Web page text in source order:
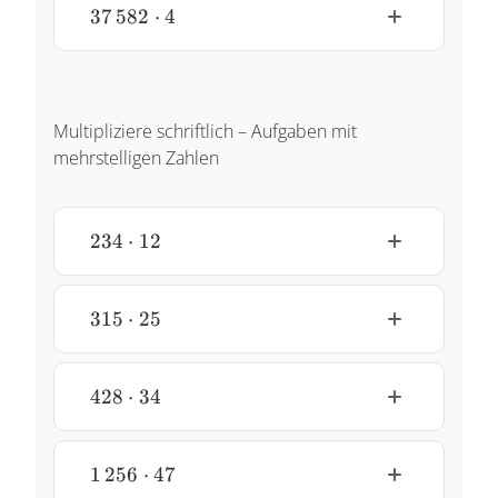
37\,582
37582 ⋅ 4
Multipliziere schriftlich – Aufgaben mit
mehrstelligen Zahlen
234
12
234 ⋅ 12
315
25
315 ⋅ 25
428
34
428 ⋅ 34
1\,256
1 256 ⋅ 47